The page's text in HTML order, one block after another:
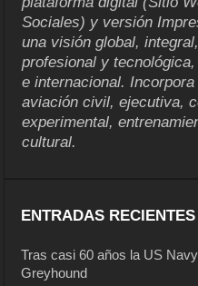
Sociales) y versión
una visión global,
profesional y
e internacional.
aviación civil, ejecutiva,
experimental,
cultural.
ENTRADAS RECIENTES
Tras casi 60 años la US
Greyhound